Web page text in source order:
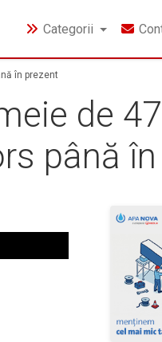
Categorii
în prezent
de
până